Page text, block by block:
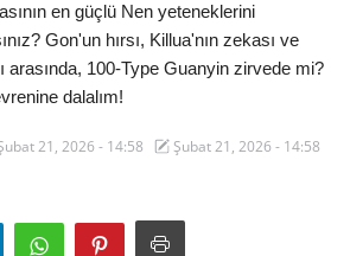
en güçlü Nen yeteneklerini
Gon'un hırsı, Killua'nın zekası ve
arasında, 100-Type Guanyin zirvede mi?
dalalım!
21, 2026 - 14:58
Şubat 21, 2026 - 14:58